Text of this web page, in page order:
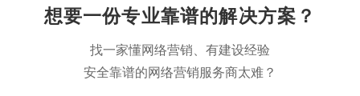
想要一份专业靠谱的解决方案？
找一家懂网络营销、有建设经验
安全靠谱的网络营销服务商太难？